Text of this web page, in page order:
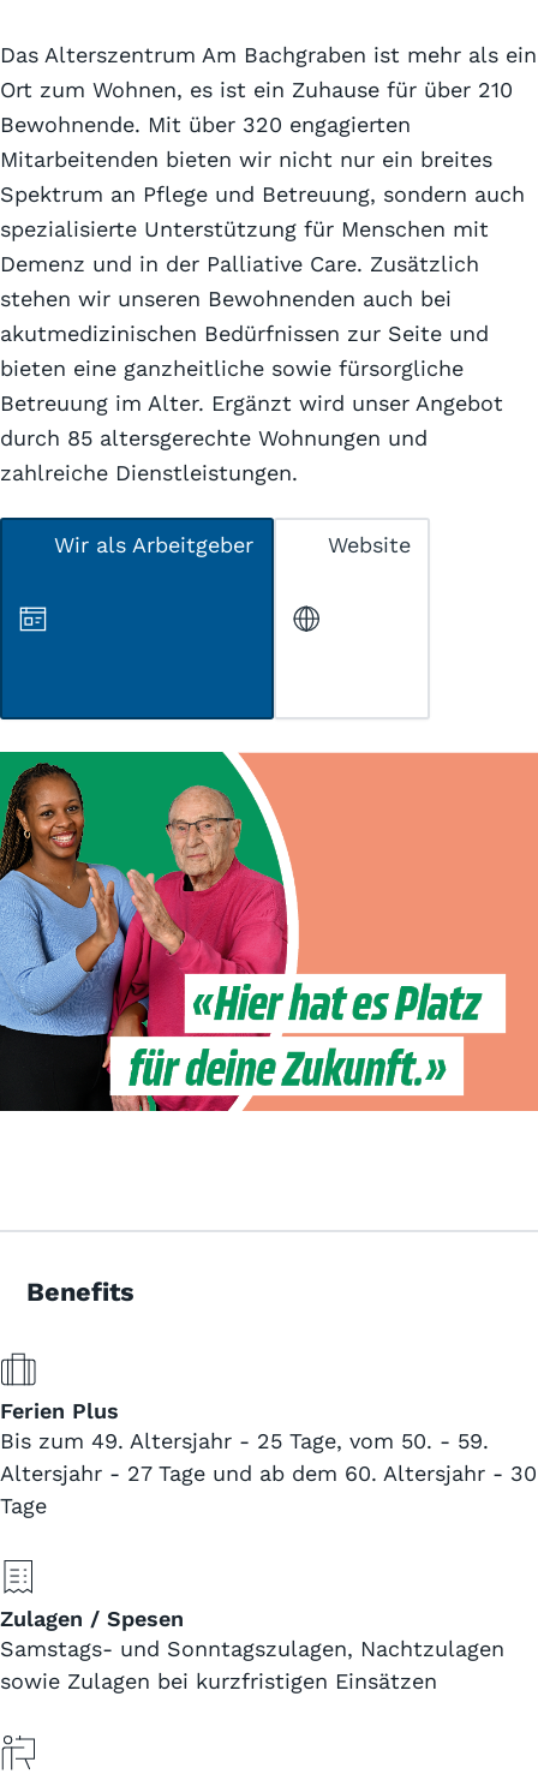
Das Alterszentrum Am Bachgraben ist mehr als ein
Ort zum Wohnen, es ist ein Zuhause für über 210
Bewohnende. Mit über 320 engagierten
Mitarbeitenden bieten wir nicht nur ein breites
Spektrum an Pflege und Betreuung, sondern auch
spezialisierte Unterstützung für Menschen mit
Demenz und in der Palliative Care. Zusätzlich
stehen wir unseren Bewohnenden auch bei
akutmedizinischen Bedürfnissen zur Seite und
bieten eine ganzheitliche sowie fürsorgliche
Betreuung im Alter. Ergänzt wird unser Angebot
durch 85 altersgerechte Wohnungen und
zahlreiche Dienstleistungen.
Wir als Arbeitgeber Website
Benefits
Ferien Plus
Bis zum 49. Altersjahr - 25 Tage, vom 50. - 59.
Altersjahr - 27 Tage und ab dem 60. Altersjahr - 30
Tage
Zulagen / Spesen
Samstags- und Sonntagszulagen, Nachtzulagen
sowie Zulagen bei kurzfristigen Einsätzen